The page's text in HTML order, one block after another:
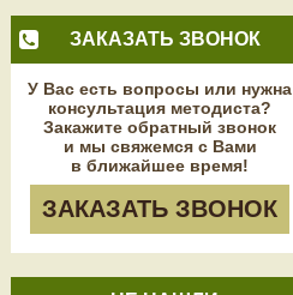
ЗАКАЗАТЬ ЗВОНОК
У Вас есть вопросы или нужна
консультация методиста?
Закажите обратный звонок
и мы свяжемся с Вами
в ближайшее время!
ЗАКАЗАТЬ ЗВОНОК